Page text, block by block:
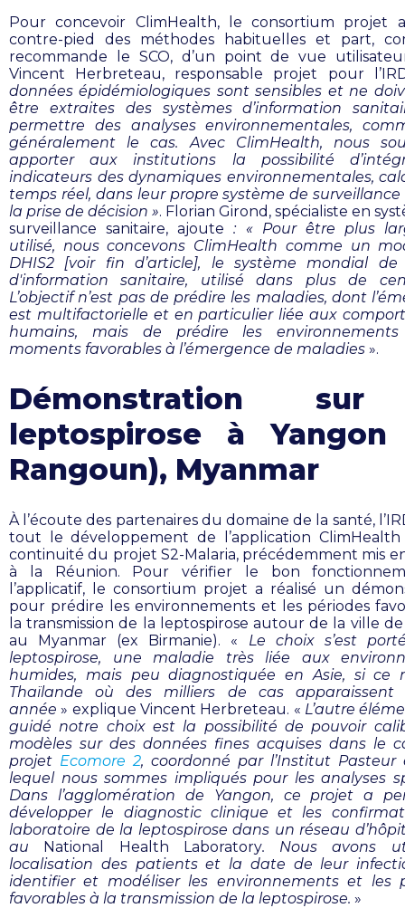
Pour concevoir ClimHealth, le consortium projet
contre-pied des méthodes habituelles et part,
recommande le SCO, d’un point de vue
Vincent Herbreteau, responsable projet pour
données épidémiologiques sont sensibles et ne
être extraites des systèmes d’information
permettre des analyses environnementales,
généralement le cas. Avec ClimHealth, nous
apporter aux institutions la possibilité
indicateurs des dynamiques environnementales,
temps réel, dans leur propre système de
la prise de décision ». Florian Girond, spécialiste en
surveillance sanitaire, ajoute : « Pour être plus
utilisé, nous concevons ClimHealth comme un
DHIS2 [voir fin d’article], le système mondial de
d'information sanitaire, utilisé dans plus de
L’objectif n’est pas de prédire les maladies, dont
est multifactorielle et en particulier liée aux
humains, mais de prédire les
moments favorables à l’émergence de maladies ».
Démonstration
leptospirose à Yangon
Rangoun), Myanmar
À l’écoute des partenaires du domaine de la santé,
tout le développement de l’application
continuité du projet S2-Malaria, précédemment mis
à la Réunion. Pour vérifier le bon
l’applicatif, le consortium projet a réalisé un
pour prédire les environnements et les périodes
la transmission de la leptospirose autour de la ville
au Myanmar (ex Birmanie). « Le choix s’est
leptospirose, une maladie très liée aux
humides, mais peu diagnostiquée en Asie, si ce
Thaïlande où des milliers de cas apparaissent
année » explique Vincent Herbreteau. « L’autre
guidé notre choix est la possibilité de pouvoir
modèles sur des données fines acquises dans le
projet Ecomore 2, coordonné par l’Institut Pasteur
lequel nous sommes impliqués pour les analyses
Dans l’agglomération de Yangon, ce projet a
développer le diagnostic clinique et les
laboratoire de la leptospirose dans un réseau
au National Health Laboratory. Nous avons
localisation des patients et la date de leur
identifier et modéliser les environnements et les
favorables à la transmission de la leptospirose. »